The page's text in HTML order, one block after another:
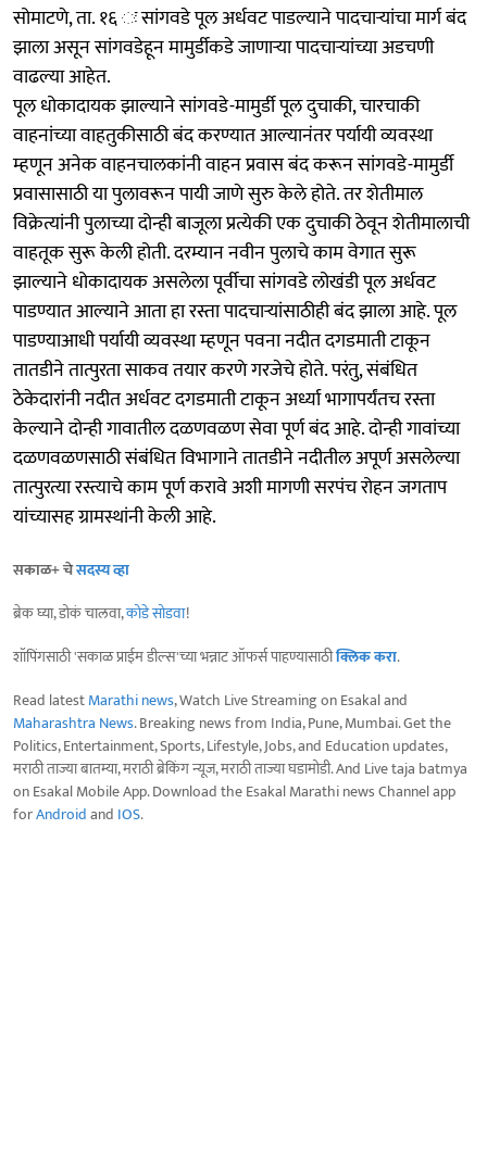
सोमाटणे, ता. १६ ः सांगवडे पूल अर्धवट पाडल्याने पादचाऱ्यांचा मार्ग बंद
झाला असून सांगवडेहून मामुर्डीकडे जाणाऱ्या पादचाऱ्यांच्या अडचणी
वाढल्या आहेत.
पूल धोकादायक झाल्याने सांगवडे-मामुर्डी पूल दुचाकी, चारचाकी
वाहनांच्या वाहतुकीसाठी बंद करण्यात आल्यानंतर पर्यायी व्यवस्था
म्हणून अनेक वाहनचालकांनी वाहन प्रवास बंद करून सांगवडे-मामुर्डी
प्रवासासाठी या पुलावरून पायी जाणे सुरु केले होते. तर शेतीमाल
विक्रेत्यांनी पुलाच्या दोन्ही बाजूला प्रत्येकी एक दुचाकी ठेवून शेतीमालाची
वाहतूक सुरू केली होती. दरम्यान नवीन पुलाचे काम वेगात सुरू
झाल्याने धोकादायक असलेला पूर्वीचा सांगवडे लोखंडी पूल अर्धवट
पाडण्यात आल्याने आता हा रस्ता पादचाऱ्यांसाठीही बंद झाला आहे. पूल
पाडण्याआधी पर्यायी व्यवस्था म्हणून पवना नदीत दगडमाती टाकून
तातडीने तात्पुरता साकव तयार करणे गरजेचे होते. परंतु, संबंधित
ठेकेदारांनी नदीत अर्धवट दगडमाती टाकून अर्ध्या भागापर्यंतच रस्ता
केल्याने दोन्ही गावातील दळणवळण सेवा पूर्ण बंद आहे. दोन्ही गावांच्या
दळणवळणसाठी संबंधित विभागाने तातडीने नदीतील अपूर्ण असलेल्या
तात्पुरत्या रस्त्याचे काम पूर्ण करावे अशी मागणी सरपंच रोहन जगताप
यांच्यासह ग्रामस्थांनी केली आहे.
सकाळ+ चेसदस्य व्हा
ब्रेक घ्या, डोकं चालवा,कोडे सोडवा!
शॉपिंगसाठी 'सकाळ प्राईम डील्स'च्या भन्नाट ऑफर्स पाहण्यासाठीक्लिक करा.
Read latestMarathi news, Watch Live Streaming on Esakal and
Maharashtra News. Breaking news from India, Pune, Mumbai. Get the
Politics, Entertainment, Sports, Lifestyle, Jobs, and Education updates,
मराठी ताज्या बातम्या, मराठी ब्रेकिंग न्यूज, मराठी ताज्या घडामोडी. And Live taja batmya
on Esakal Mobile App. Download the Esakal Marathi news Channel app
forAndroidand IOS.